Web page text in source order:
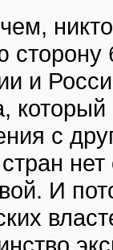
сторону
и
с
И